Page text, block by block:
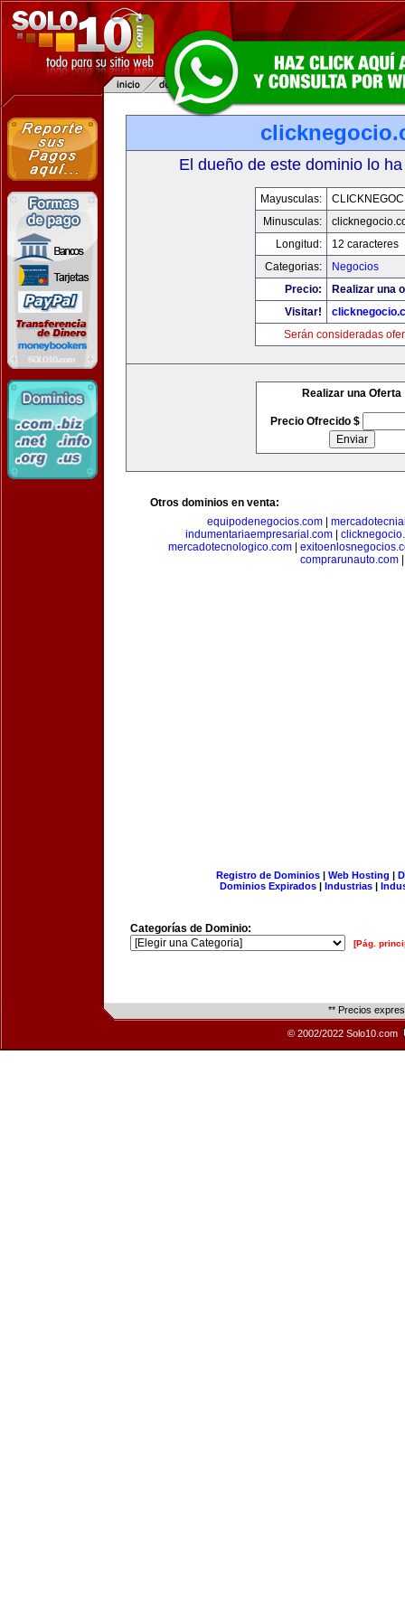
El dueño de este dominio lo
Mayusculas:
Minusculas:
Longitud:
12 caracteres
Categorias:
Negocios
Precio:
Realizar una
Visitar!
Serán consideradas
Realizar una Oferta
Precio Ofrecido $
Otros dominios en venta:
equipodenegocios.com|
indumentariaempresarial.com
mercadotecnologico.com
comprarunauto.com|
Registro de Dominios| Web Hosting |
Dominios Expirados | Industrias |
Categorías de Dominio:
[Pág.
** Precios
© 2002/2022 Solo10.com